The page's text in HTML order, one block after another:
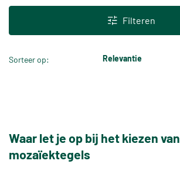
Filteren
Sorteer op: Relevantie
Waar let je op bij het kiezen van
mozaïektegels